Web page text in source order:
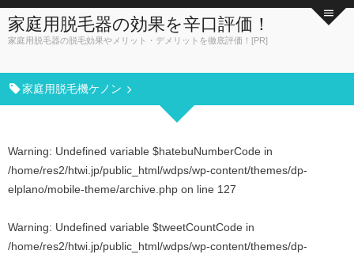
家庭用脱毛器の効果を辛口評価！
家庭用脱毛器の脱毛効果やメリット・デメリットを徹底評価！[PR]
家庭用脱毛機ケノン
Warning: Undefined variable $hatebuNumberCode in
/home/res2/htwi.jp/public_html/wdps/wp-content/themes/dp-
elplano/mobile-theme/archive.php on line 127
Warning: Undefined variable $tweetCountCode in
/home/res2/htwi.jp/public_html/wdps/wp-content/themes/dp-